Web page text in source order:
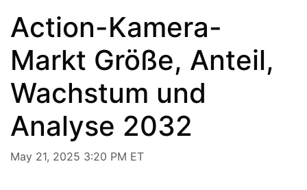
Action-Kamera-
Markt Größe, Anteil,
Wachstum und
Analyse 2032
May 21, 2025 3:20 PM ET